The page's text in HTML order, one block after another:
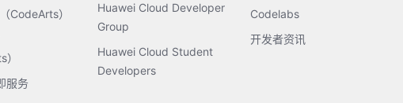
CodeArts）
）
服务
Huawei Cloud Developer
Group
Huawei Cloud Student
Developers
Codelabs
开发者资讯